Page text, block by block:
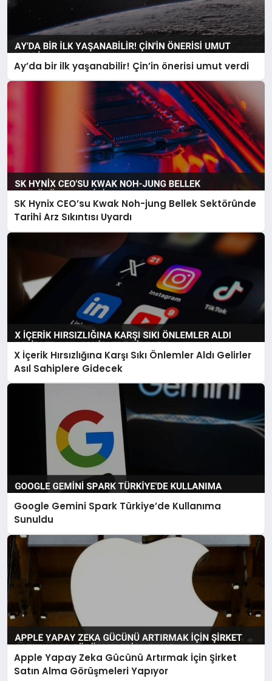
Ay’da bir ilk yaşanabilir! Çin’in önerisi umut verdi
SK Hynix CEO’su Kwak Noh-jung Bellek Sektöründe
Tarihi Arz Sıkıntısı Uyardı
X İçerik Hırsızlığına Karşı Sıkı Önlemler Aldı Gelirler
Asıl Sahiplere Gidecek
Google Gemini Spark Türkiye’de Kullanıma
Sunuldu
Apple Yapay Zeka Gücünü Artırmak İçin Şirket
Satın Alma Görüşmeleri Yapıyor